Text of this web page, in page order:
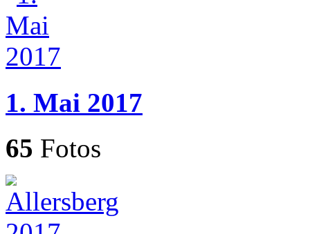
1. Mai 2017
65 Fotos